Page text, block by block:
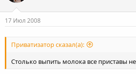
17 Июл 2008
Приватизатор сказал(а):
Столько выпить молока все приставы не